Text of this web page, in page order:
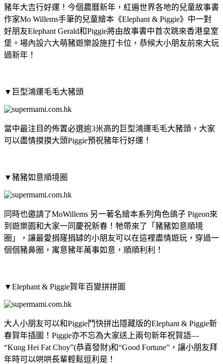
豬年大吉行好運！今個農曆新年，紅遍世界各地的兒童故事書
作家Mo Willems手筆的兒童繪本《Elephant & Piggie》中一對
好朋友Elephant Gerald和Piggie將由故事書中首次跳來香港皇室
堡。場內設六大萌豬遊樂設施打卡位，恭候大小朋友前來大玩
過新年！
▼巨型鴻運毛毛大豬頭
當中最注目的佈置必選逾3米高的巨型鴻運毛毛大豬頭，大家
可以盡情摸摸大頭Piggie預祝豬年行好運！
▼豬豬如意順境圈
同時也邀請了MoWillems 另一著名繪本系列角色鴿子 Pigeon來
到遊樂園和大家一同慶祝新春！牠帶來了「豬豬如意順境
圈」，讓最愛捐窿捐罅的小朋友可以在這裡盡情遊玩，穿過一
個個豬鼻圈，寓意豬年萬事如意，順順利利！
▼Elephant & Piggie賀年百變拼拼圖
大人小朋友可以和Piggie鬥快拼出隱藏版的Elephant & Piggie新
春賀年插圖！Piggie亦不忘為大家送上兩句新年祝賀語—
“Kung Hei Fat Choy”(恭喜發財)和“Good Fortune”，讓小朋友拜
年時可以哄哄長輩輕鬆逗利是！